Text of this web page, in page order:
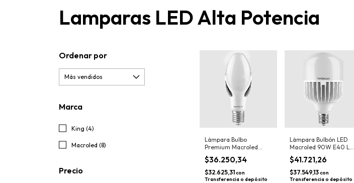
Lamparas LED Alta Potencia
Ordenar por
Marca
King (4)
Macroled (8)
Precio
Lámpara Bulbo
Premium Macroled
Magnolia 40W E40 Luz
Cálida
$36.250,34
$32.625,31con
Transferencia o depósito
Lámpara Bulbón LED
Macroled 90W E40 Luz
Fría 6500K
$41.721,26
$37.549,13con
Transferencia o depósito